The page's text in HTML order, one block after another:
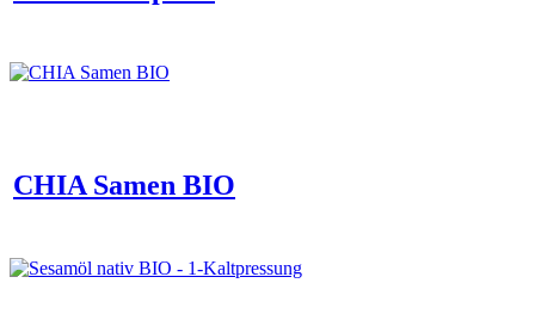
CHIA Samen BIO